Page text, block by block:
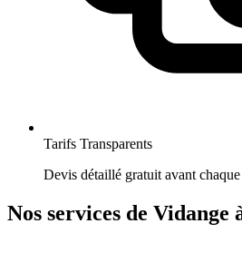
Tarifs Transparents
Devis détaillé gratuit avant
Nos services de Vidange